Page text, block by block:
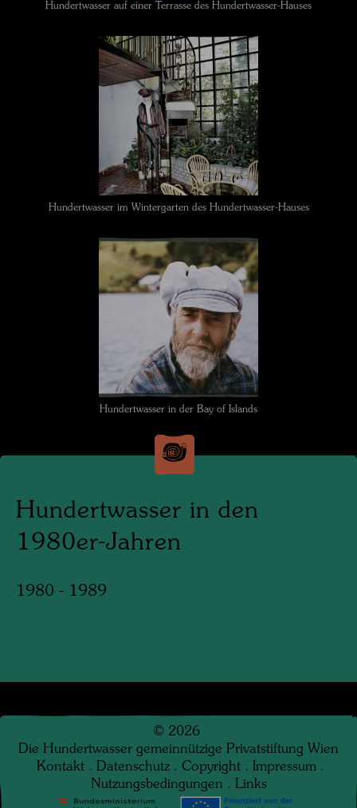
Hundertwasser auf einer Terrasse des Hundertwasser-Hauses
Hundertwasser im Wintergarten des Hundertwasser-Hauses
Hundertwasser in der Bay of Islands
Hundertwasser in den
1980er-Jahren
1980 - 1989
© 2026
Die Hundertwasser gemeinnützige Privatstiftung Wien
Kontakt . Datenschutz . Copyright . Impressum .
Nutzungsbedingungen . Links